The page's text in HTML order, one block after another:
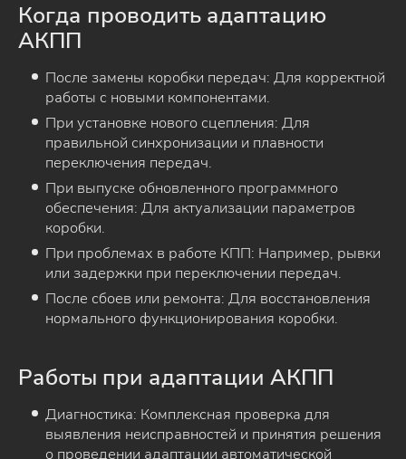
Когда проводить адаптацию
АКПП
После замены коробки передач: Для корректной
работы с новыми компонентами.
При установке нового сцепления: Для
правильной синхронизации и плавности
переключения передач.
При выпуске обновленного программного
обеспечения: Для актуализации параметров
коробки.
При проблемах в работе КПП: Например, рывки
или задержки при переключении передач.
После сбоев или ремонта: Для восстановления
нормального функционирования коробки.
Работы при адаптации АКПП
Диагностика: Комплексная проверка для
выявления неисправностей и принятия решения
о проведении адаптации автоматической